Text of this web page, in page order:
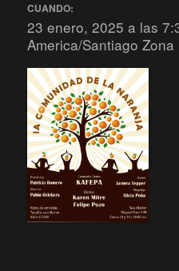
CUANDO:
23 enero, 2025 a las
America/Santiago Zona